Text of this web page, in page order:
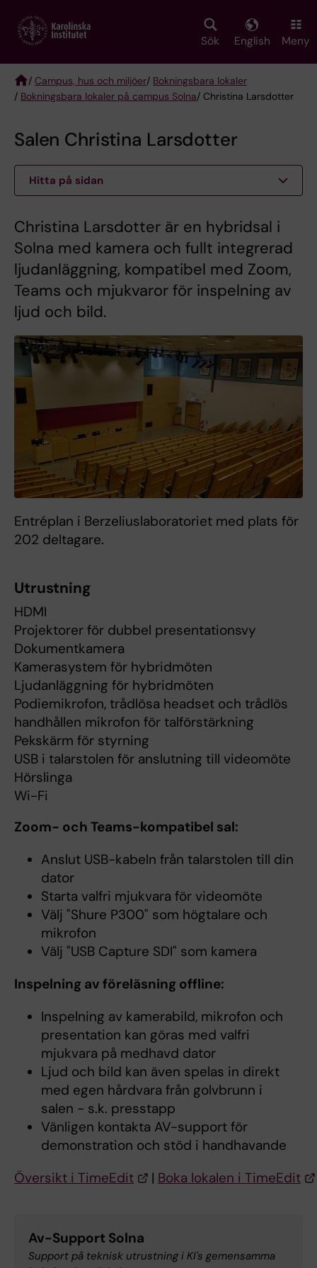
main
Sök English Meny
Breadcrumb
/ Campus, hus och miljöer/ Bokningsbara lokaler
/ Bokningsbara lokaler på campus Solna/ Christina Larsdotter
Salen Christina Larsdotter
Hitta på sidan
Christina Larsdotter är en hybridsal i
Solna med kamera och fullt integrerad
ljudanläggning, kompatibel med Zoom,
Teams och mjukvaror för inspelning av
ljud och bild.
Entréplan i Berzeliuslaboratoriet med plats för
202 deltagare.
Utrustning
HDMI
Projektorer för dubbel presentationsvy
Dokumentkamera
Kamerasystem för hybridmöten
Ljudanläggning för hybridmöten
Podiemikrofon, trådlösa headset och trådlös
handhållen mikrofon för talförstärkning
Pekskärm för styrning
USB i talarstolen för anslutning till videomöte
Hörslinga
Wi-Fi
Zoom- och Teams-kompatibel sal:
Anslut USB-kabeln från talarstolen till din
dator
Starta valfri mjukvara för videomöte
Välj "Shure P300" som högtalare och
mikrofon
Välj "USB Capture SDI" som kamera
Inspelning av föreläsning offline:
Inspelning av kamerabild, mikrofon och
presentation kan göras med valfri
mjukvara på medhavd dator
Ljud och bild kan även spelas in direkt
med egen hårdvara från golvbrunn i
salen - s.k. presstapp
Vänligen kontakta AV-support för
demonstration och stöd i handhavande
Översikt i TimeEdit
| Boka lokalen i TimeEdit
Av-Support Solna
Support på teknisk utrustning i KI's gemensamma